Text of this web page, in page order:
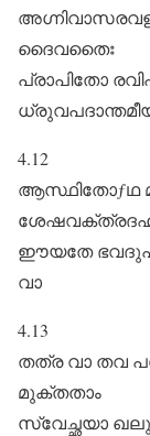
ദൈവതൈഃ
പ്രാപിതോ
4.12
ആസ്ഥിതോƒഥ
ഈയതേ
വാ
4.13
തത്ര വാ തവ
മുക്തതാം
സ്വേച്ഛയാ ഖലു